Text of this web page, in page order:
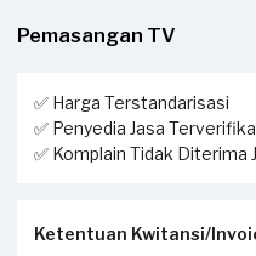
Pemasangan TV
✅ Harga Terstandarisasi
✅ Penyedia Jasa
✅ Komplain Tidak Diterima
Ketentuan Kwitansi/